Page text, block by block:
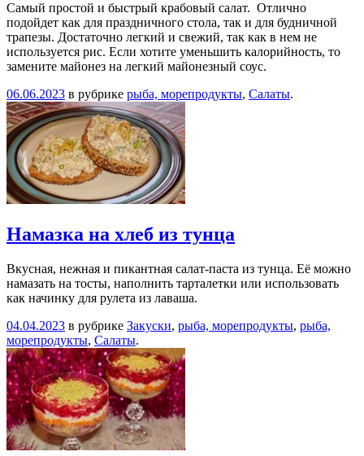
Самый простой и быстрый крабовый салат. Отлично
подойдет как для праздничного стола, так и для будничной
трапезы. Достаточно легкий и свежий, так как в нем не
используется рис. Если хотите уменьшить калорийность, то
замените майонез на легкий майонезный соус.
06.06.2023 в рубрике рыба, морепродукты, Салаты.
Намазка на хлеб из тунца
Вкусная, нежная и пикантная салат-паста из тунца. Её можно
намазать на тосты, наполнить тарталетки или использовать
как начинку для рулета из лаваша.
04.04.2023 в рубрике Закуски, рыба, морепродукты, рыба,
морепродукты, Салаты.